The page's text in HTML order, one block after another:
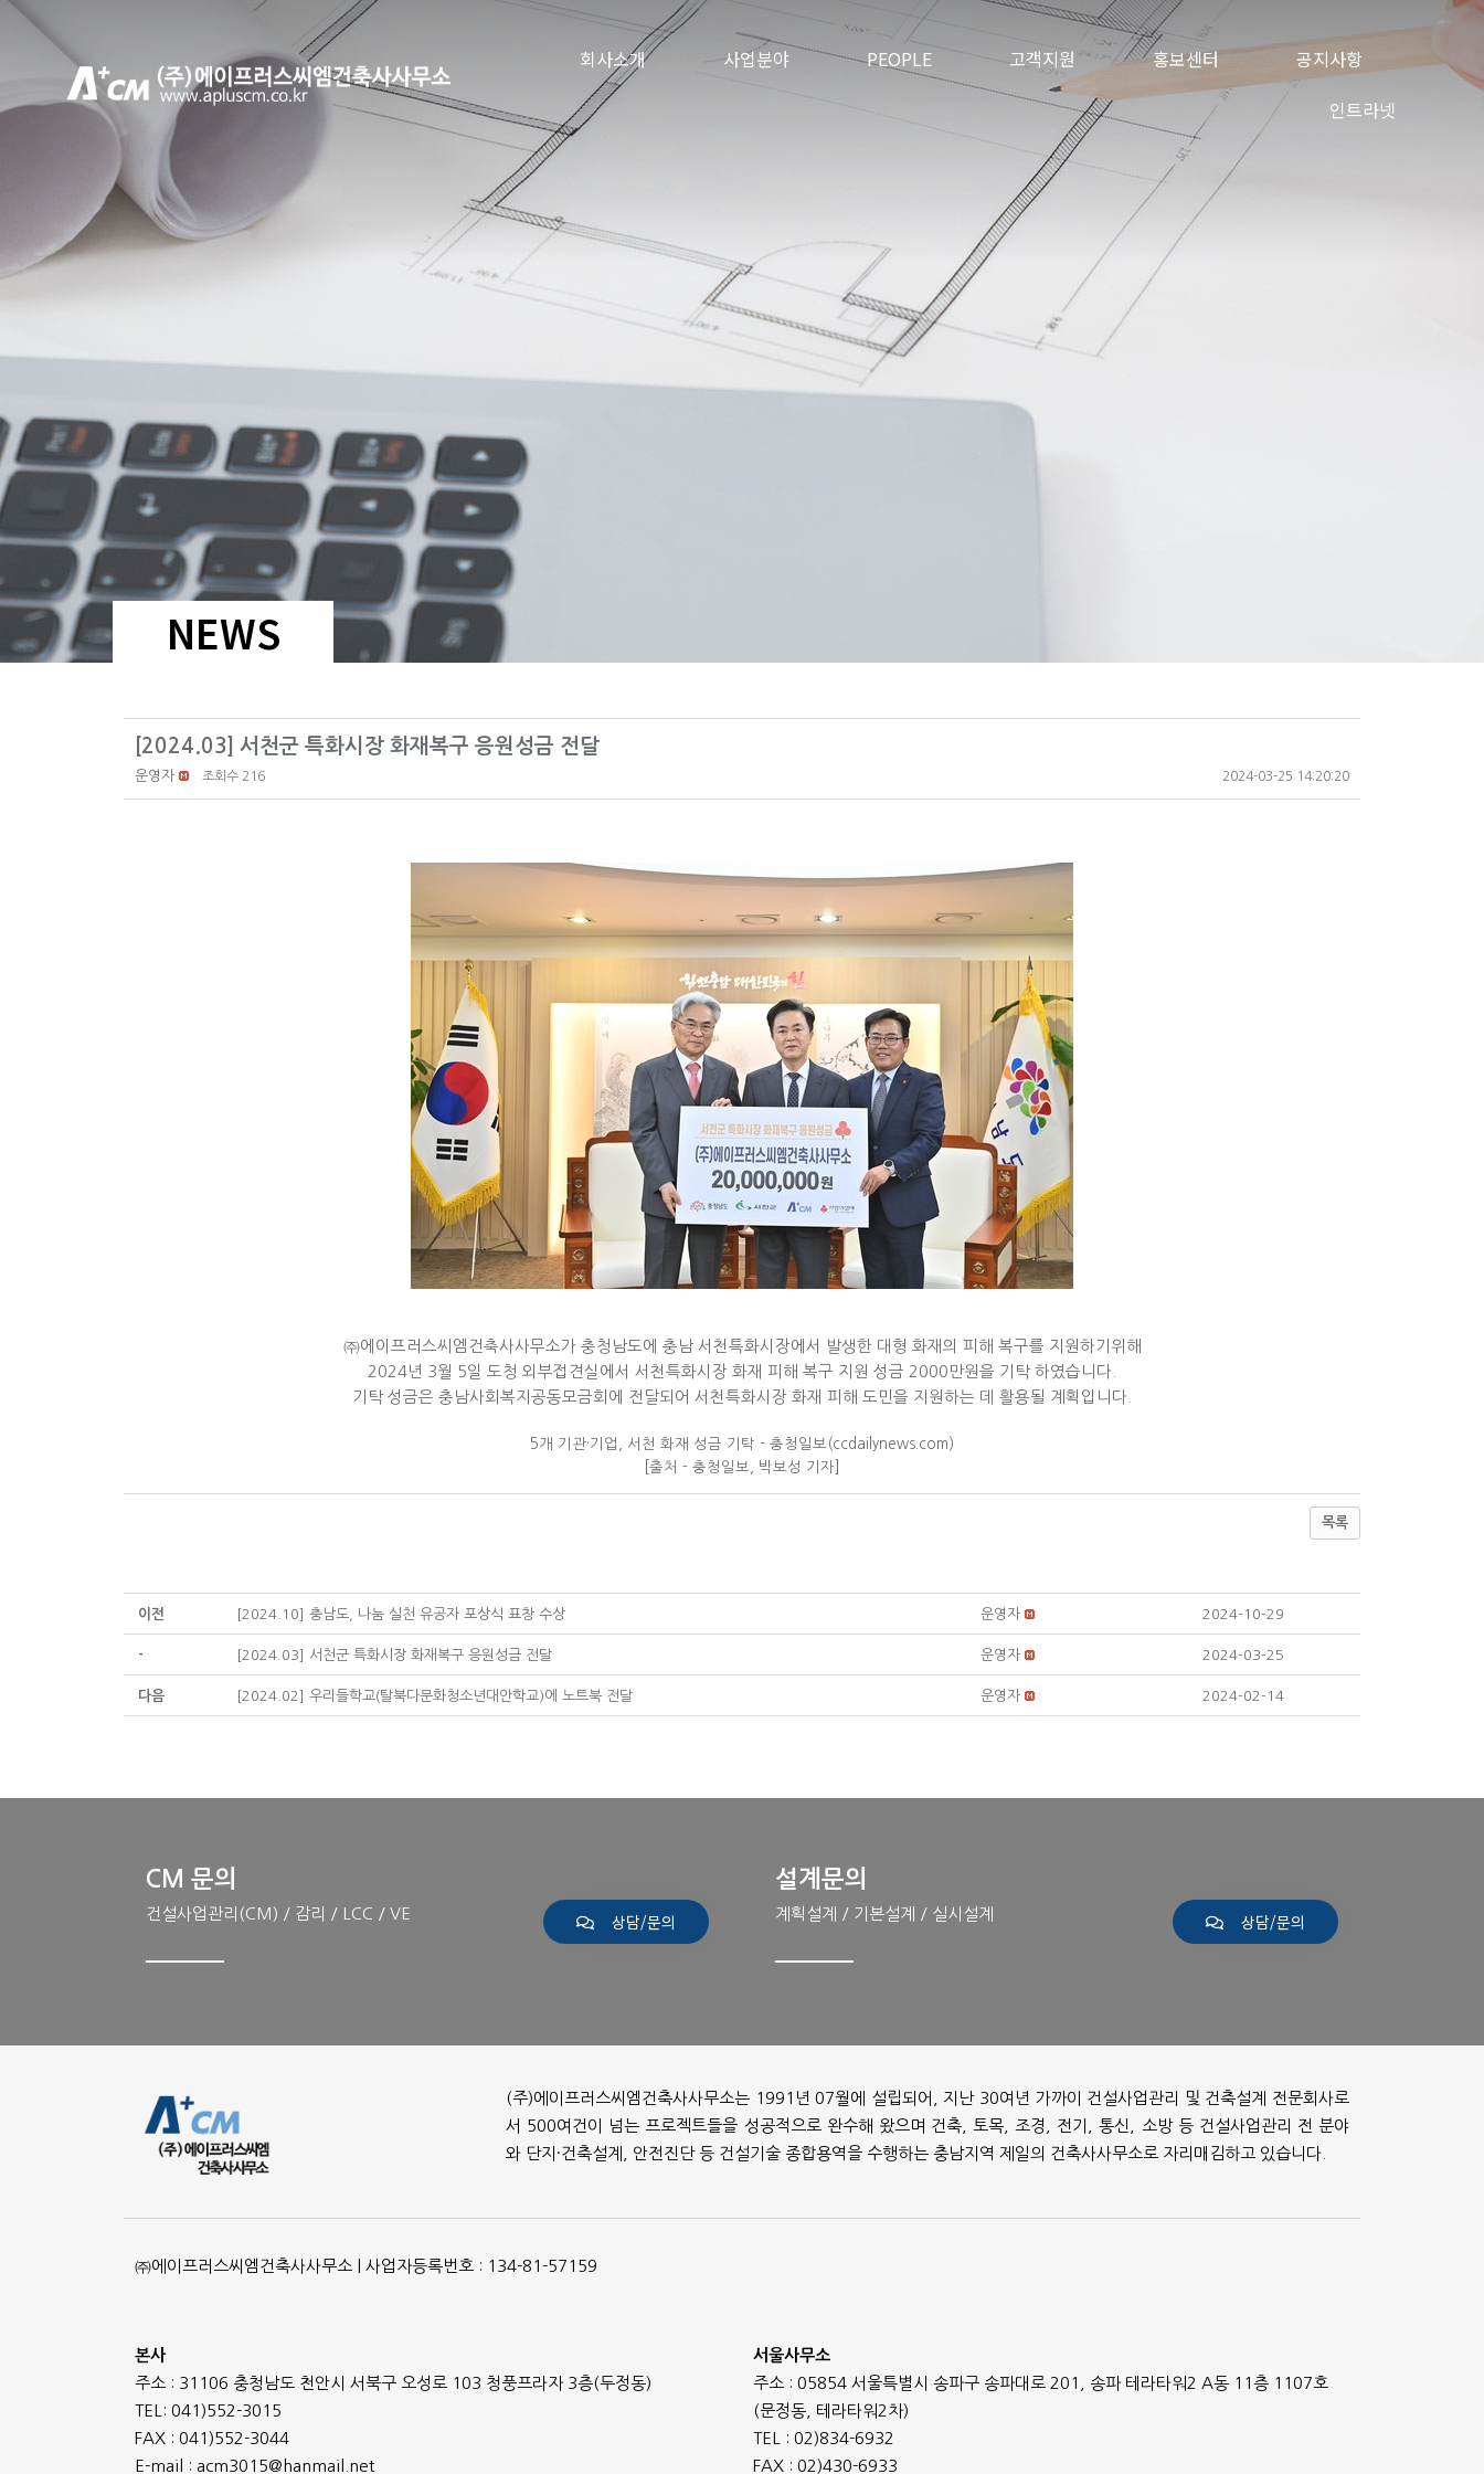
회사소개 사업분야 PEOPLE 고객지원 홍보센터
공지사항
인트라넷
NEWS
[2024.03] 서천군 특화시장 화재복구 응원성금 전달
운영자 조회수 216 2024-03-25 14:20:20
㈜에이프러스씨엠건축사사무소가 충청남도에 충남 서천특화시장에서 발생한 대형 화재의 피해 복구를 지원하기위해
2024년 3월 5일 도청 외부접견실에서 서천특화시장 화재 피해 복구 지원 성금 2000만원을 기탁 하였습니다.
기탁 성금은 충남사회복지공동모금회에 전달되어 서천특화시장 화재 피해 도민을 지원하는 데 활용될 계획입니다.
5개 기관·기업, 서천 화재 성금 기탁 - 충청일보(ccdailynews.com)
[출처 - 충청일보, 박보성 기자]
목록
이전 [2024.10] 충남도, 나눔 실천 유공자 포상식 표창 수상 운영자 2024-10-29
- [2024.03] 서천군 특화시장 화재복구 응원성금 전달 운영자 2024-03-25
다음 [2024.02] 우리들학교(탈북다문화청소년대안학교)에 노트북 전달 운영자 2024-02-14
CM 문의
건설사업관리(CM) / 감리 / LCC / VE 상담/문의
설계문의
계획설계 / 기본설계 / 실시설계 상담/문의
(주)에이프러스씨엠건축사사무소는 1991년 07월에 설립되어, 지난 30여년 가까이 건설사업관리 및 건축설계 전문회사로
서 500여건이 넘는 프로젝트들을 성공적으로 완수해 왔으며 건축, 토목, 조경, 전기, 통신, 소방 등 건설사업관리 전 분야
와 단지·건축설계, 안전진단 등 건설기술 종합용역을 수행하는 충남지역 제일의 건축사사무소로 자리매김하고 있습니다.
㈜에이프러스씨엠건축사사무소 | 사업자등록번호 : 134-81-57159
본사
주소 : 31106 충청남도 천안시 서북구 오성로 103 청풍프라자 3층(두정동)
TEL: 041)552-3015
FAX : 041)552-3044
E-mail : acm3015@hanmail.net
서울사무소
주소 : 05854 서울특별시 송파구 송파대로 201, 송파 테라타워2 A동 11층 1107호
(문정동, 테라타워2차)
TEL : 02)834-6932
FAX : 02)430-6933